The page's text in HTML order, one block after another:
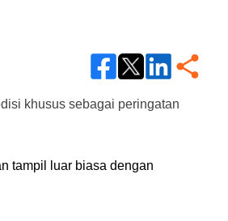
khusus sebagai peringatan
tampil luar biasa dengan